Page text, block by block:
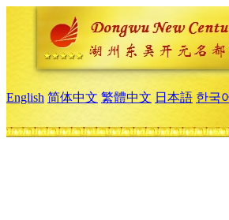
English 简体中文 繁體中文 日本語 한국